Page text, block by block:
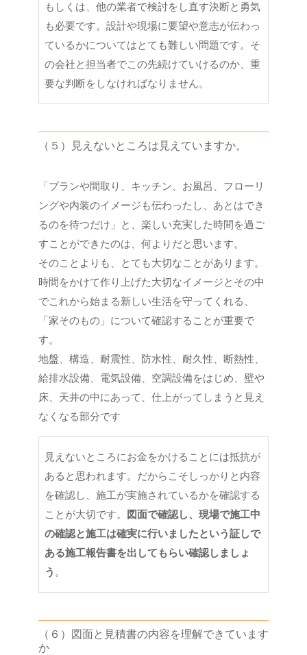
もしくは、他の業者で検討をし直す決断と勇気
も必要です。設計や現場に要望や意志が伝わっ
ているかについてはとても難しい問題です。そ
の会社と担当者でこの先続けていけるのか、重
要な判断をしなければなりません。
（５）見えないところは見えていますか。
「プランや間取り、キッチン、お風呂、フローリ
ングや内装のイメージも伝わったし、あとはでき
るのを待つだけ」と、楽しい充実した時間を過ご
すことができたのは、何よりだと思います。
そのことよりも、とても大切なことがあります。
時間をかけて作り上げた大切なイメージとその中
でこれから始まる新しい生活を守ってくれる、
「家そのもの」について確認することが重要で
す。
地盤、構造、耐震性、防水性、耐久性、断熱性、
給排水設備、電気設備、空調設備をはじめ、壁や
床、天井の中にあって、仕上がってしまうと見え
なくなる部分です
見えないところにお金をかけることには抵抗が
あると思われます。だからこそしっかりと内容
を確認し、施工が実施されているかを確認する
ことが大切です。
図面で確認し、現場で施工中
の確認と施工は確実に行いましたという証しで
ある施工報告書を出してもらい確認しましょ
う 。
（６）図面と見積書の内容を理解できています
か